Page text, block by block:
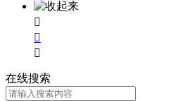



在线搜索